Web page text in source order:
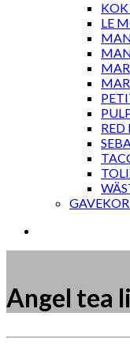
LE
Angel tea